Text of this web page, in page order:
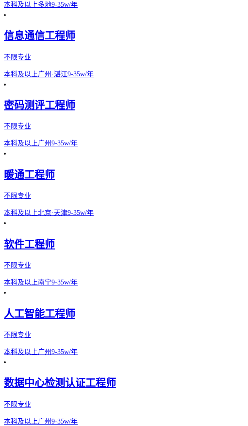
本科及以上多地9-35w/年
信息通信工程师
不限专业
本科及以上广州·湛江9-35w/年
密码测评工程师
不限专业
本科及以上广州 9-35w/年
暖通工程师
不限专业
本科及以上北京·天津9-35w/年
软件工程师
不限专业
本科及以上南宁9-35w/年
人工智能工程师
不限专业
本科及以上广州 9-35w/年
数据中心检测认证工程师
不限专业
本科及以上广州 9-35w/年